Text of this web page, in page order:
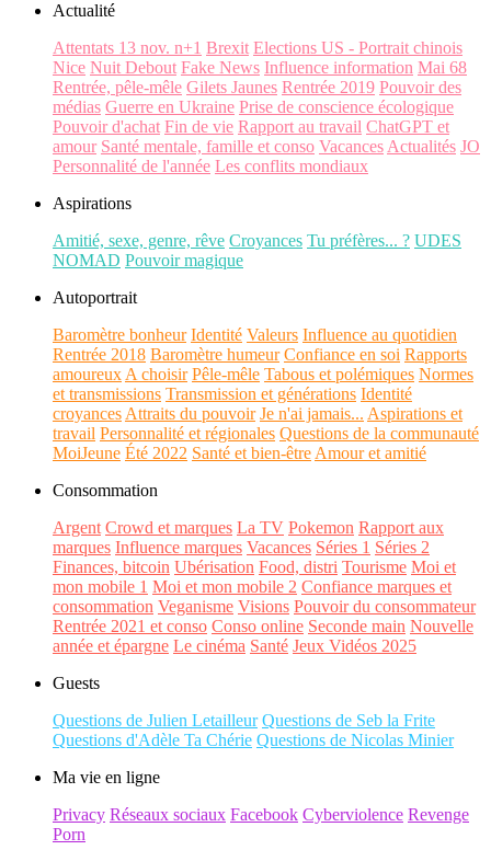
Actualité
Attentats 13 nov. n+1 Brexit Elections US - Portrait chinois
Nice Nuit Debout Fake News Influence information Mai 68
Rentrée, pêle-mêle Gilets Jaunes Rentrée 2019 Pouvoir des
médias Guerre en Ukraine Prise de conscience écologique
Pouvoir d'achat Fin de vie Rapport au travail ChatGPT et
amour Santé mentale, famille et conso Vacances Actualités JO
Personnalité de l'année Les conflits mondiaux
Aspirations
Amitié, sexe, genre, rêve Croyances Tu préfères... ? UDES
NOMAD Pouvoir magique
Autoportrait
Baromètre bonheur Identité Valeurs Influence au quotidien
Rentrée 2018 Baromètre humeur Confiance en soi Rapports
amoureux A choisir Pêle-mêle Tabous et polémiques Normes
et transmissions Transmission et générations Identité
croyances Attraits du pouvoir Je n'ai jamais... Aspirations et
travail Personnalité et régionales Questions de la communauté
MoiJeune Été 2022 Santé et bien-être Amour et amitié
Consommation
Argent Crowd et marques La TV Pokemon Rapport aux
marques Influence marques Vacances Séries 1 Séries 2
Finances, bitcoin Ubérisation Food, distri Tourisme Moi et
mon mobile 1 Moi et mon mobile 2 Confiance marques et
consommation Veganisme Visions Pouvoir du consommateur
Rentrée 2021 et conso Conso online Seconde main Nouvelle
année et épargne Le cinéma Santé Jeux Vidéos 2025
Guests
Questions de Julien Letailleur Questions de Seb la Frite
Questions d'Adèle Ta Chérie Questions de Nicolas Minier
Ma vie en ligne
Privacy Réseaux sociaux Facebook Cyberviolence Revenge
Porn